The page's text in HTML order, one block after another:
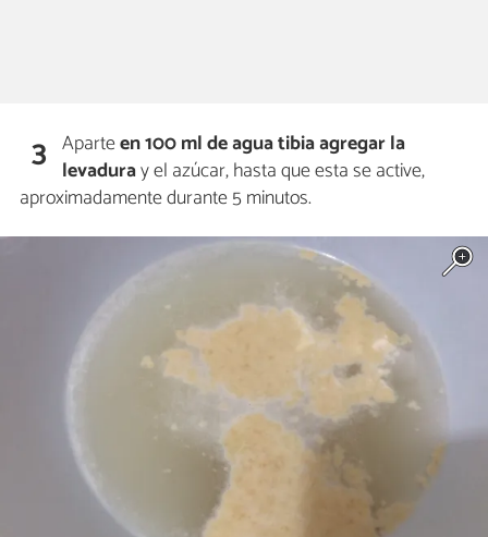
3 Aparteen 100 ml de agua tibia agregar la
levaduray el azúcar, hasta que esta se active,
aproximadamente durante 5 minutos.